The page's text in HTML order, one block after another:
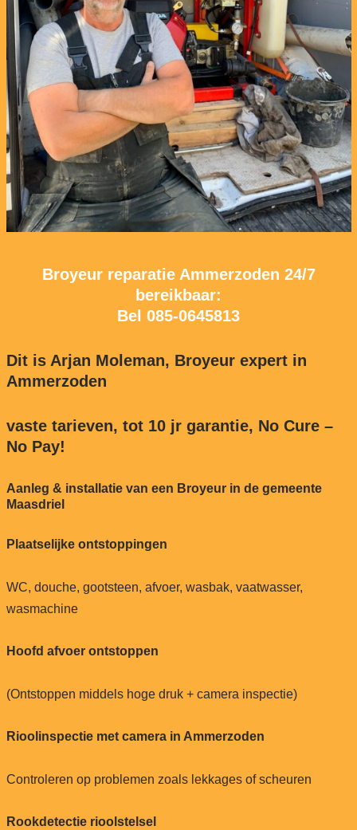
Broyeur reparatie Ammerzoden 24/7
bereikbaar:
Bel 085-0645813
Dit is Arjan Moleman, Broyeur expert in
Ammerzoden
vaste tarieven, tot 10 jr garantie, No Cure –
No Pay!
Aanleg & installatie van een Broyeur in de gemeente
Maasdriel
Plaatselijke ontstoppingen
WC, douche, gootsteen, afvoer, wasbak, vaatwasser,
wasmachine
Hoofd afvoer ontstoppen
(Ontstoppen middels hoge druk + camera inspectie)
Rioolinspectie met camera in Ammerzoden
Controleren op problemen zoals lekkages of scheuren
Rookdetectie rioolstelsel